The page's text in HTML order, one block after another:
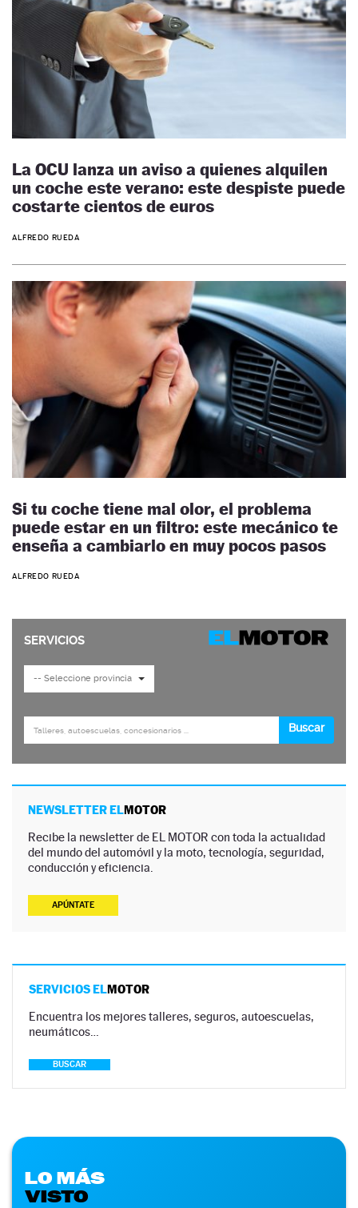
La OCU lanza un aviso a quienes alquilen
un coche este verano: este despiste puede
costarte cientos de euros
ALFREDO RUEDA
Si tu coche tiene mal olor, el problema
puede estar en un filtro: este mecánico te
enseña a cambiarlo en muy pocos pasos
ALFREDO RUEDA
NEWSLETTER ELMOTOR
Recibe la newsletter de EL MOTOR con toda la actualidad
del mundo del automóvil y la moto, tecnología, seguridad,
conducción y eficiencia.
APÚNTATE
SERVICIOS ELMOTOR
Encuentra los mejores talleres, seguros, autoescuelas,
neumáticos…
BUSCAR
LO MÁS
VISTO